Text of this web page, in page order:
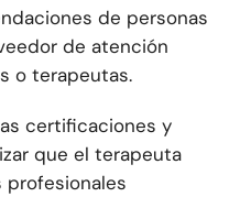
de personas
de atención
o terapeutas.
certificaciones y
que el terapeuta